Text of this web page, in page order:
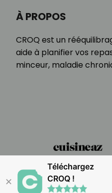
À PROPOS
CROQ est un
aide à planifier vos
minceur, maladie
✕
Téléchargez
CROQ !